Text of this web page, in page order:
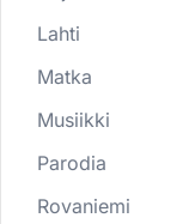
Lahti
Matka
Musiikki
Parodia
Rovaniemi